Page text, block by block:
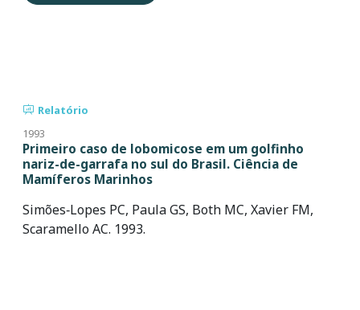
Relatório
1993
Primeiro caso de lobomicose em um golfinho
nariz-de-garrafa no sul do Brasil. Ciência de
Mamíferos Marinhos
Simões‐Lopes PC, Paula GS, Both MC, Xavier FM,
Scaramello AC. 1993.